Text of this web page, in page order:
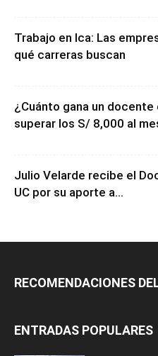
Trabajo en Ica: Las
qué carreras buscan
¿Cuánto gana un docente
superar los S/ 8,000 al
Julio Velarde recibe el
UC por su aporte a...
RECOMENDACIONES
ENTRADAS POPULARES